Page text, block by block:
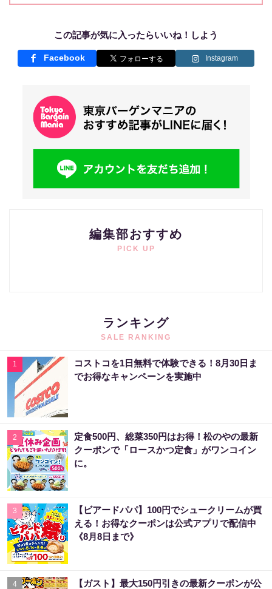
この記事が気に入ったらいいね！しよう
Facebook Instagram
編集部おすすめ
PICK UP
ランキング
SALE RANKING
1
コストコを1日無料で体験できる！8月30日ま
でお得なキャンペーンを実施中
2
定食500円、総菜350円はお得！松のやの最新
クーポンで「ロースかつ定食」がワンコイン
に。
3
【ビアードパパ】100円でシュークリームが買
える！お得なクーポンは公式アプリで配信中
《8月8日まで》
4
【ガスト】最大150円引きの最新クーポンが公